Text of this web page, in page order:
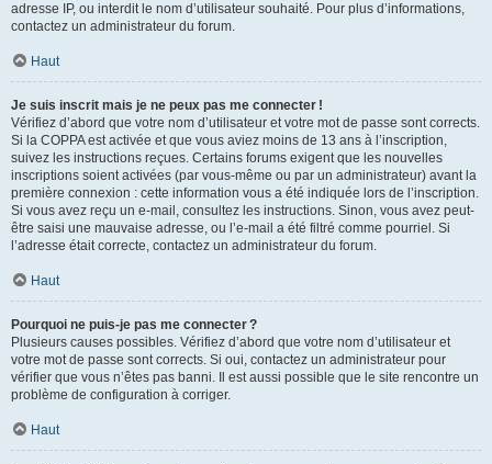
adresse IP, ou interdit le nom d’utilisateur souhaité. Pour plus d’informations,
contactez un administrateur du forum.
Haut
Je suis inscrit mais je ne peux pas me connecter !
Vérifiez d’abord que votre nom d’utilisateur et votre mot de passe sont corrects.
Si la COPPA est activée et que vous aviez moins de 13 ans à l’inscription,
suivez les instructions reçues. Certains forums exigent que les nouvelles
inscriptions soient activées (par vous-même ou par un administrateur) avant la
première connexion : cette information vous a été indiquée lors de l’inscription.
Si vous avez reçu un e-mail, consultez les instructions. Sinon, vous avez peut-
être saisi une mauvaise adresse, ou l’e-mail a été filtré comme pourriel. Si
l’adresse était correcte, contactez un administrateur du forum.
Haut
Pourquoi ne puis-je pas me connecter ?
Plusieurs causes possibles. Vérifiez d’abord que votre nom d’utilisateur et
votre mot de passe sont corrects. Si oui, contactez un administrateur pour
vérifier que vous n’êtes pas banni. Il est aussi possible que le site rencontre un
problème de configuration à corriger.
Haut